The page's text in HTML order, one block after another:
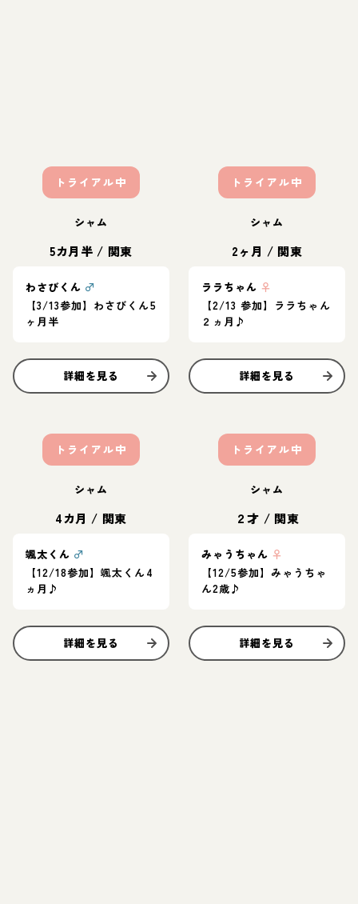
トライアル中
シャム
5カ月半 / 関東
わさびくん ♂
【3/13参加】わさびくん5
ヶ月半
詳細を見る
トライアル中
シャム
2ヶ月 / 関東
ララちゃん ♀
【2/13 参加】ララちゃん
２ヵ月♪
詳細を見る
トライアル中
シャム
4カ月 / 関東
颯太くん ♂
【12/18参加】颯太くん4
ヵ月♪
詳細を見る
トライアル中
シャム
２才 / 関東
みゃうちゃん ♀
【12/5参加】みゃうちゃ
ん2歳♪
詳細を見る